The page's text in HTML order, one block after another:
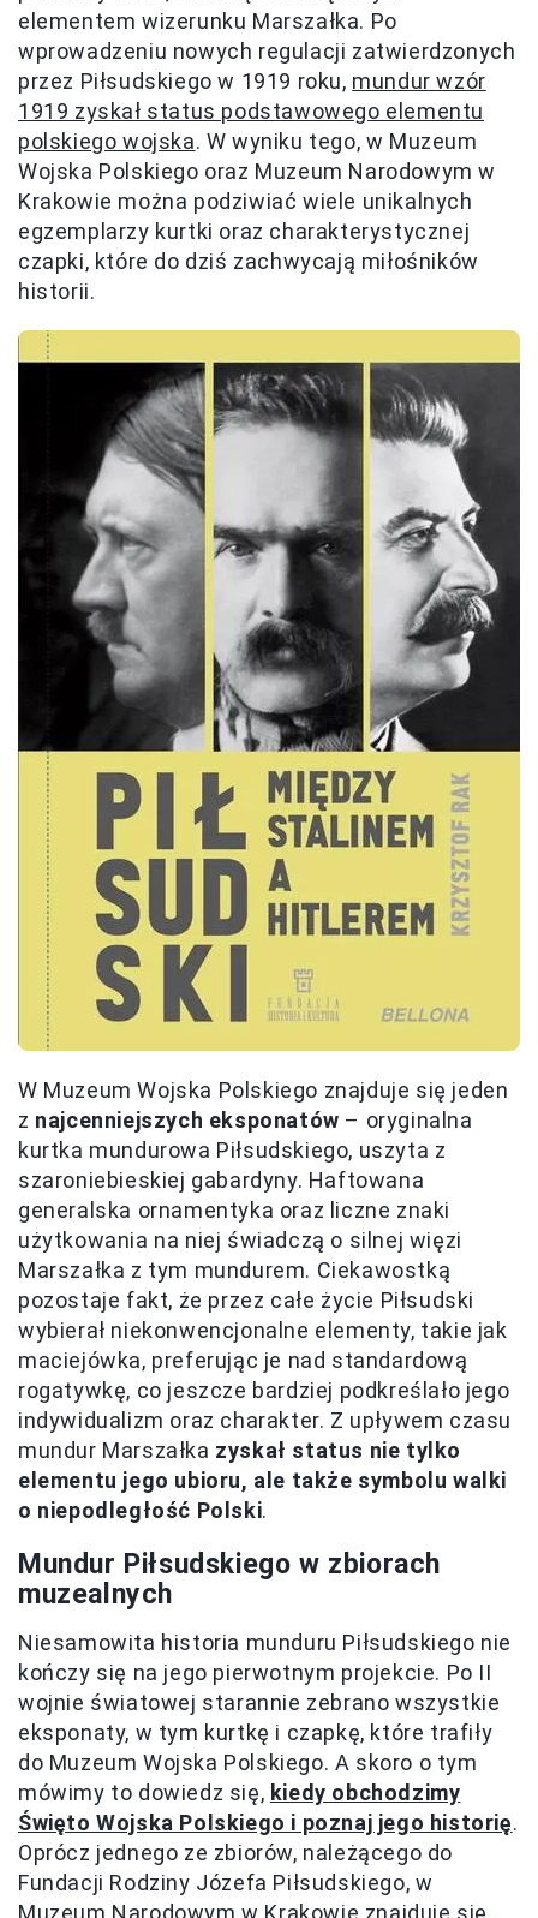
elementem wizerunku Marszałka. Po
wprowadzeniu nowych regulacji zatwierdzonych
przez Piłsudskiego w 1919 roku, mundur wzór
1919 zyskał status podstawowego elementu
polskiego wojska. W wyniku tego, w Muzeum
Wojska Polskiego oraz Muzeum Narodowym w
Krakowie można podziwiać wiele unikalnych
egzemplarzy kurtki oraz charakterystycznej
czapki, które do dziś zachwycają miłośników
historii.
W Muzeum Wojska Polskiego znajduje się jeden
z najcenniejszych eksponatów – oryginalna
kurtka mundurowa Piłsudskiego, uszyta z
szaroniebieskiej gabardyny. Haftowana
generalska ornamentyka oraz liczne znaki
użytkowania na niej świadczą o silnej więzi
Marszałka z tym mundurem. Ciekawostką
pozostaje fakt, że przez całe życie Piłsudski
wybierał niekonwencjonalne elementy, takie jak
maciejówka, preferując je nad standardową
rogatywkę, co jeszcze bardziej podkreślało jego
indywidualizm oraz charakter. Z upływem czasu
mundur Marszałka zyskał status nie tylko
elementu jego ubioru, ale także symbolu walki
o niepodległość Polski.
Mundur Piłsudskiego w zbiorach
muzealnych
Niesamowita historia munduru Piłsudskiego nie
kończy się na jego pierwotnym projekcie. Po II
wojnie światowej starannie zebrano wszystkie
eksponaty, w tym kurtkę i czapkę, które trafiły
do Muzeum Wojska Polskiego. A skoro o tym
mówimy to dowiedz się, kiedy obchodzimy
Święto Wojska Polskiego i poznaj jego historię.
Oprócz jednego ze zbiorów, należącego do
Fundacji Rodziny Józefa Piłsudskiego, w
Muzeum Narodowym w Krakowie znajduje się